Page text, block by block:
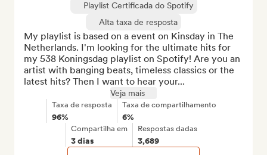
Playlist Certificada do Spotify
Alta taxa de resposta
My playlist is based on a event on Kinsday in The
Netherlands. I'm looking for the ultimate hits for
my 538 Koningsdag playlist on Spotify! Are you an
artist with banging beats, timeless classics or the
latest hits? Then I want to hear your...
Veja mais
Taxa de resposta
96%
Taxa de compartilhamento
6%
Compartilha em
3 dias
Respostas dadas
3,689